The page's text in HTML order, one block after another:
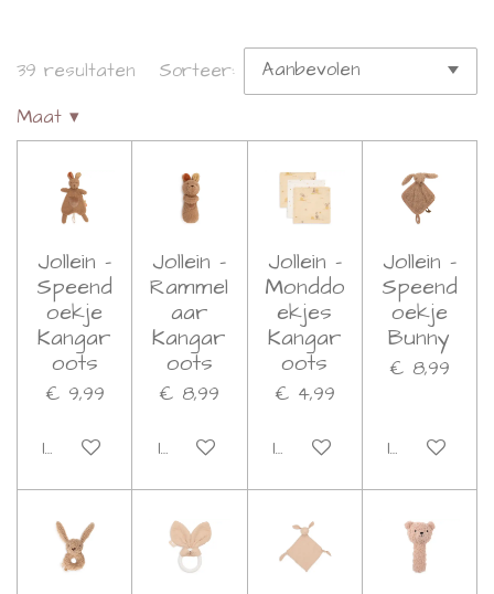
39 resultaten
Sorteer:
Maat ▾
Jollein -
Speend
oekje
Kangar
oots
€ 9,99
In winkelwagen
Jollein -
Rammel
aar
Kangar
oots
€ 8,99
In winkelwagen
Jollein -
Monddo
ekjes
Kangar
oots
€ 4,99
In winkelwagen
Jollein -
Speend
oekje
Bunny
€ 8,99
In